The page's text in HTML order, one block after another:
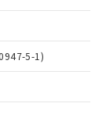
5-1)
たは開
成サー
I-Web
要が
予定
が基
有害物
響を
お問
容を当
は、
者が違
は、取
の